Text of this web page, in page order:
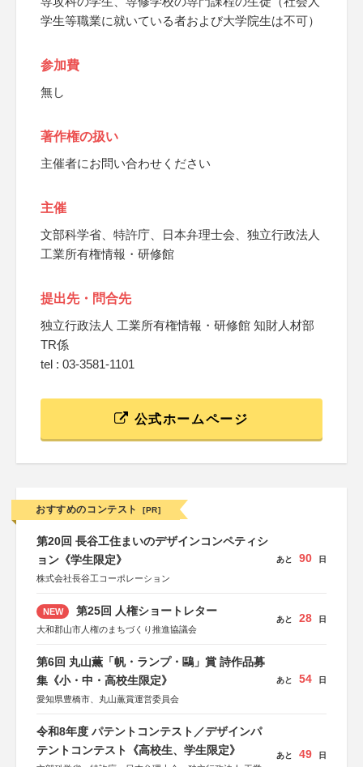
学生等職業に就いている者および大学院生は不可）
参加費
無し
著作権の扱い
主催者にお問い合わせください
主催
文部科学省、特許庁、日本弁理士会、独立行政法人
工業所有権情報・研修館
提出先・問合先
独立行政法人 工業所有権情報・研修館 知財人材部
TR係
tel : 03-3581-1101
公式ホームページ
おすすめのコンテスト [PR]
第20回 長谷工住まいのデザインコンペティシ
ョン《学生限定》
株式会社長谷工コーポレーション
あと 90 日
NEW 第25回 人権ショートレター
大和郡山市人権のまちづくり推進協議会
あと 28 日
第6回 丸山薫「帆・ランプ・鷗」賞 詩作品募
集《小・中・高校生限定》
愛知県豊橋市、丸山薫賞運営委員会
あと 54 日
令和8年度 パテントコンテスト／デザインパ
テントコンテスト《高校生、学生限定》
あと 49 日